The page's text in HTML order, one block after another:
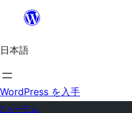
を
ス
キ
ッ
日本語
WordPress を入手
ォーラム